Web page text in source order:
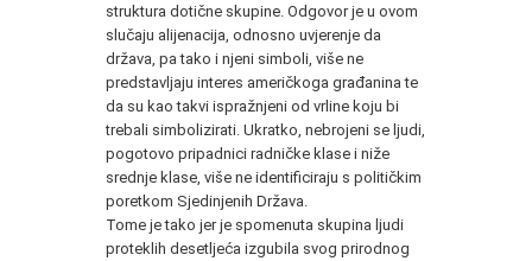
struktura dotične skupine. Odgovor je u ovom
slučaju alijenacija, odnosno uvjerenje da
država, pa tako i njeni simboli, više ne
predstavljaju interes američkoga građanina te
da su kao takvi ispražnjeni od vrline koju bi
trebali simbolizirati. Ukratko, nebrojeni se ljudi,
pogotovo pripadnici radničke klase i niže
srednje klase, više ne identificiraju s političkim
poretkom Sjedinjenih Država.
Tome je tako jer je spomenuta skupina ljudi
proteklih desetljeća izgubila svog prirodnog